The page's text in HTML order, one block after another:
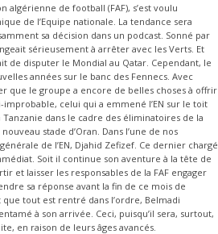
algérienne de football (FAF), s’est voulu
de l’Equipe nationale. La tendance sera
sa décision dans un podcast. Sonné par
sérieusement à arrêter avec les Verts. Et
de disputer le Mondial au Qatar. Cependant, le
années sur le banc des Fennecs. Avec
que le groupe a encore de belles choses à offrir
celui qui a emmené l’EN sur le toit
Tanzanie dans le cadre des éliminatoires de la
stade d’Oran. Dans l’une de nos
de l’EN, Djahid Zefizef. Ce dernier chargé
Soit il continue son aventure à la tête de
et laisser les responsables de la FAF engager
sa réponse avant la fin de ce mois de
tout est rentré dans l’ordre, Belmadi
à son arrivée. Ceci, puisqu’il sera, surtout,
en raison de leurs âges avancés.